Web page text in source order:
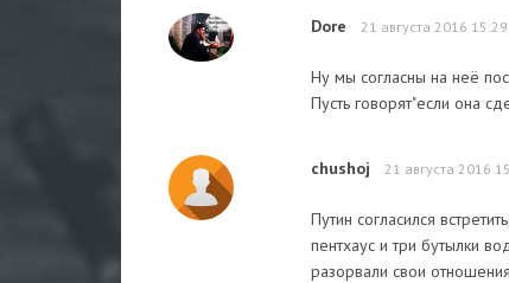
Dore 21 августа 2016 15:29
Ну мы согласны на неё
Пусть говорят"если она
chushoj 21 августа 2016
Путин согласился
пентхаус и три бутылки
разорвали свои